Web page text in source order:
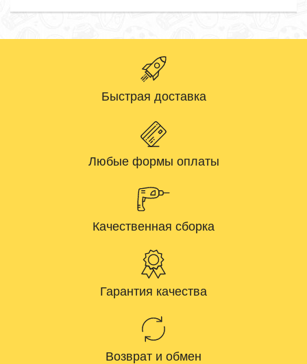
Быстрая доставка
Любые формы оплаты
Качественная сборка
Гарантия качества
Возврат и обмен